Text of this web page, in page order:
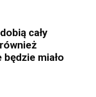
cały
miało